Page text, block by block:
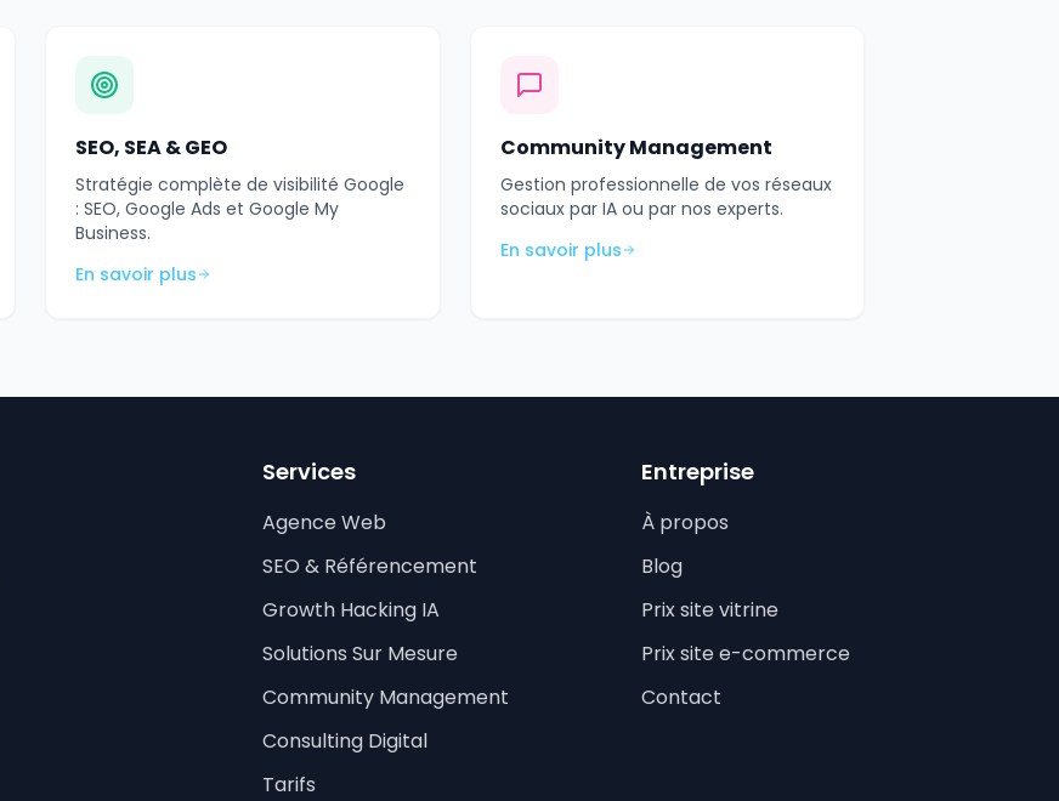
SEO, SEA & GEO
Stratégie complète de visibilité Google
: SEO, Google Ads et Google My
Business.
En savoir plus
Community Management
Gestion professionnelle de vos réseaux
sociaux par IA ou par nos experts.
En savoir plus
Services
Agence Web
SEO & Référencement
Growth Hacking IA
Solutions Sur Mesure
Community Management
Consulting Digital
Tarifs
Entreprise
À propos
Blog
Prix site vitrine
Prix site e-commerce
Contact